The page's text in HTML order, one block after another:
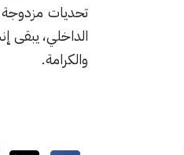
تحديات مزدوجة
الداخلي، يبقى
والكرامة.